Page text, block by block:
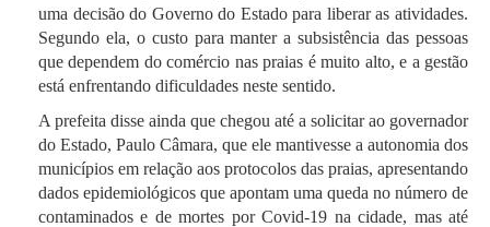
uma decisão do Governo do Estado para liberar as atividades.
Segundo ela, o custo para manter a subsistência das pessoas
que dependem do comércio nas praias é muito alto, e a gestão
está enfrentando dificuldades neste sentido.
A prefeita disse ainda que chegou até a solicitar ao governador
do Estado, Paulo Câmara, que ele mantivesse a autonomia dos
municípios em relação aos protocolos das praias, apresentando
dados epidemiológicos que apontam uma queda no número de
contaminados e de mortes por Covid-19 na cidade, mas até